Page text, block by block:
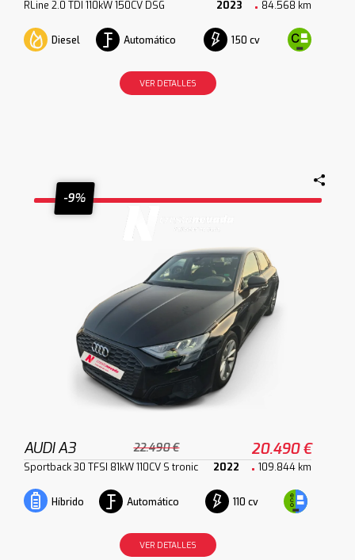
RLine 2.0 TDI 110kW 150CV DSG 2023 84.568 km
Diesel Automático 150 cv
VER DETALLES
-9%
AUDI A3 22.490 € 20.490 €
Sportback 30 TFSI 81kW 110CV S tronic 2022 109.844 km
Híbrido Automático 110 cv
VER DETALLES